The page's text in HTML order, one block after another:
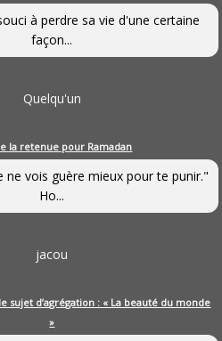
à perdre sa vie d'une certaine
façon...
Quelqu'un
la retenue pour Ramadan
ne vois guère mieux pour te punir."
Ho...
jacou
sujet d’agrégation : « La beauté du monde
»